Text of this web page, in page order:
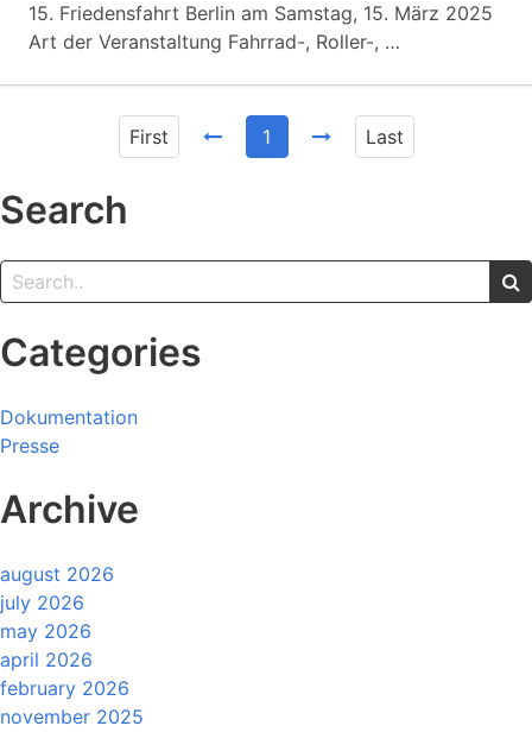
15. Friedensfahrt Berlin am Samstag, 15. März 2025
Art der Veranstaltung Fahrrad-, Roller-, …
First 1 Last
Search
Categories
Dokumentation
Presse
Archive
august 2026
july 2026
may 2026
april 2026
february 2026
november 2025